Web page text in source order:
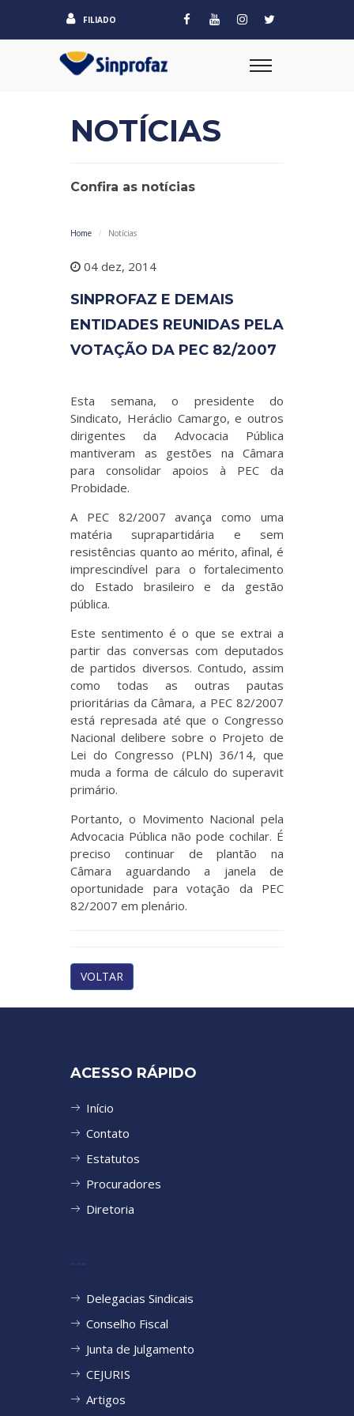
FILIADO
NOTÍCIAS
Confira as notícias
Home Notícias
04 dez, 2014
SINPROFAZ E DEMAIS
ENTIDADES REUNIDAS PELA
VOTAÇÃO DA PEC 82/2007
Esta semana, o presidente do
Sindicato, Heráclio Camargo, e outros
dirigentes da Advocacia Pública
mantiveram as gestões na Câmara
para consolidar apoios à PEC da
Probidade.
A PEC 82/2007 avança como uma
matéria suprapartidária e sem
resistências quanto ao mérito, afinal, é
imprescindível para o fortalecimento
do Estado brasileiro e da gestão
pública.
Este sentimento é o que se extrai a
partir das conversas com deputados
de partidos diversos. Contudo, assim
como todas as outras pautas
prioritárias da Câmara, a PEC 82/2007
está represada até que o Congresso
Nacional delibere sobre o Projeto de
Lei do Congresso (PLN) 36/14, que
muda a forma de cálculo do superavit
primário.
Portanto, o Movimento Nacional pela
Advocacia Pública não pode cochilar. É
preciso continuar de plantão na
Câmara aguardando a janela de
oportunidade para votação da PEC
82/2007 em plenário.
VOLTAR
ACESSO RÁPIDO
Início
Contato
Estatutos
Procuradores
Diretoria
---
Delegacias Sindicais
Conselho Fiscal
Junta de Julgamento
CEJURIS
Artigos